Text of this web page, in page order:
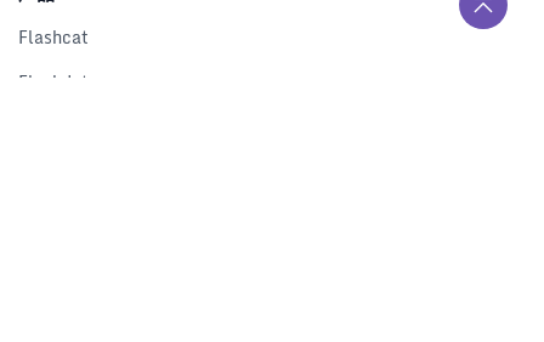
Flashcat
Flashduty